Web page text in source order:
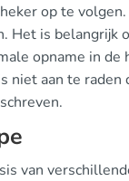
op te
Het is
opname in
niet aan te
van